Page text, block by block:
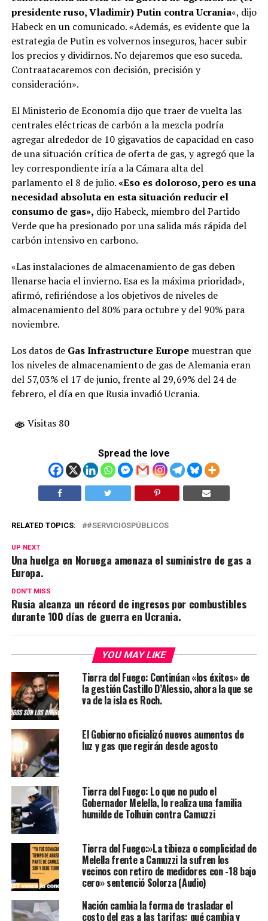
presidente ruso, Vladimir) Putin contra Ucrania«, dijo
Habeck en un comunicado. «Además, es evidente que la
estrategia de Putin es volvernos inseguros, hacer subir
los precios y dividirnos. No dejaremos que eso suceda.
Contraatacaremos con decisión, precisión y
consideración».
El Ministerio de Economía dijo que traer de vuelta las
centrales eléctricas de carbón a la mezcla podría
agregar alrededor de 10 gigavatios de capacidad en caso
de una situación crítica de oferta de gas, y agregó que la
ley correspondiente iría a la Cámara alta del
parlamento el 8 de julio.«Eso es doloroso, pero es una
necesidad absoluta en esta situación reducir el
consumo de gas», dijo Habeck, miembro del Partido
Verde que ha presionado por una salida más rápida del
carbón intensivo en carbono.
«Las instalaciones de almacenamiento de gas deben
llenarse hacia el invierno. Esa es la máxima prioridad»,
afirmó, refiriéndose a los objetivos de niveles de
almacenamiento del 80% para octubre y del 90% para
noviembre.
Los datos deGas Infrastructure Europe muestran que
los niveles de almacenamiento de gas de Alemania eran
del 57,03% el 17 de junio, frente al 29,69% del 24 de
febrero, el día en que Rusia invadió Ucrania.
Visitas 80
Spread the love
RELATED TOPICS: #SERVICIOSPÚBLICOS
UP NEXT
Una huelga en Noruega amenaza el suministro de gas a
Europa.
DON'T MISS
Rusia alcanza un récord de ingresos por combustibles
durante 100 días de guerra en Ucrania.
YOU MAY LIKE
Tierra del Fuego: Continúan «los éxitos» de
la gestión Castillo D’Alessio, ahora la que se
va de la isla es Roch.
El Gobierno oficializó nuevos aumentos de
luz y gas que regirán desde agosto
Tierra del Fuego: Lo que no pudo el
Gobernador Melella, lo realiza una familia
humilde de Tolhuin contra Camuzzi
Tierra del Fuego:»La tibieza o complicidad de
Melella frente a Camuzzi la sufren los
vecinos con retiro de medidores con -18 bajo
cero» sentenció Solorza (Audio)
Nación cambia la forma de trasladar el
costo del gas a las tarifas: qué cambia y